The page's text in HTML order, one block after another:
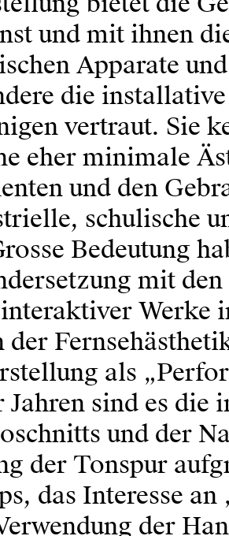
und mit ihnen
Apparate
die
vertraut. Sie
eher minimale
und den
schulische
Bedeu­tung
mit
Werke
als
Jahren sind es
und der
der Tonspur
das Interesse
der